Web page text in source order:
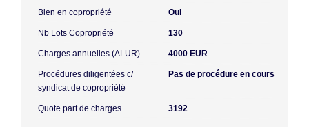
Bien en copropriété Oui
Nb Lots Copropriété 130
Charges annuelles (ALUR) 4000 EUR
Procédures diligentées c/
syndicat de copropriété
Pas de procédure en cours
Quote part de charges 3192